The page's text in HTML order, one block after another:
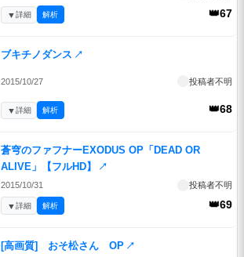
👑67
▼詳細 解析
ブキチノダンス ↗
2015/10/27 投稿者不明
👑68
▼詳細 解析
蒼穹のファフナーEXODUS OP「DEAD OR
ALIVE」【フルHD】
↗
2015/10/31 投稿者不明
👑69
▼詳細 解析
[高画質] おそ松さん OP ↗